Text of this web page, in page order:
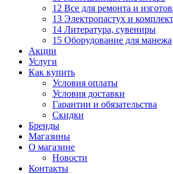
12 Все для ремонта и
13 Электропастух и
14 Литература, сувениры
15 Оборудование для манежа
Акции
Услуги
Как купить
Условия оплаты
Условия доставки
Гарантии и обязательства
Скидки
Бренды
Магазины
О магазине
Новости
Контакты